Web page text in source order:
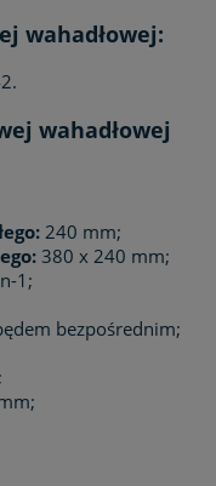
wahadłowej:
wahadłowej
240 mm;
380 x 240 mm;
1;
bezpośrednim;